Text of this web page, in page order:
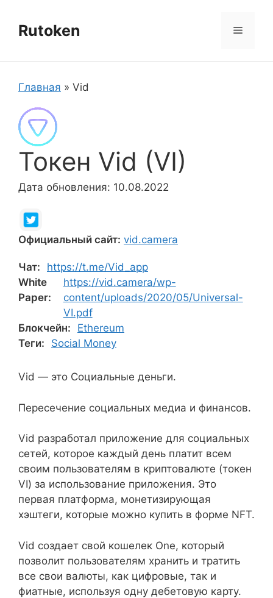
содержимому
Rutoken Меню
Главная » Vid
Токен Vid (VI)
Дата обновления: 10.08.2022
Официальный сайт: vid.camera
Чат:
https://t.me/Vid_app
White
Paper:
https://vid.camera/wp-
content/uploads/2020/05/Universal-
VI.pdf
Блокчейн:
Ethereum
Теги:
Social Money
Vid — это Социальные деньги.
Пересечение социальных медиа и финансов.
Vid разработал приложение для социальных
сетей, которое каждый день платит всем
своим пользователям в криптовалюте (токен
VI) за использование приложения. Это
первая платформа, монетизирующая
хэштеги, которые можно купить в форме NFT.
Vid создает свой кошелек One, который
позволит пользователям хранить и тратить
все свои валюты, как цифровые, так и
фиатные, используя одну дебетовую карту.